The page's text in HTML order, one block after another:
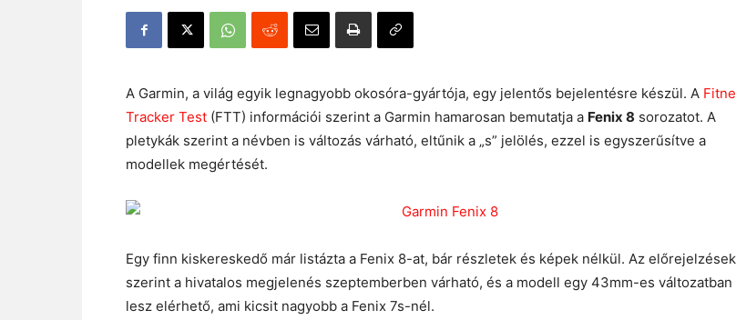
A Garmin, a világ egyik legnagyobb okosóra-gyártója, egy jelentős bejelentésre készül. A
Tracker Test (FTT) információi szerint a Garmin hamarosan bemutatja a Fenix 8 sorozatot. A
pletykák szerint a névben is változás várható, eltűnik a „s” jelölés, ezzel is egyszerűsítve a
modellek megértését.
Egy finn kiskereskedő már listázta a Fenix 8-at, bár részletek és képek nélkül. Az előrejelzések
szerint a hivatalos megjelenés szeptemberben várható, és a modell egy 43mm-es változatban
lesz elérhető, ami kicsit nagyobb a Fenix 7s-nél.